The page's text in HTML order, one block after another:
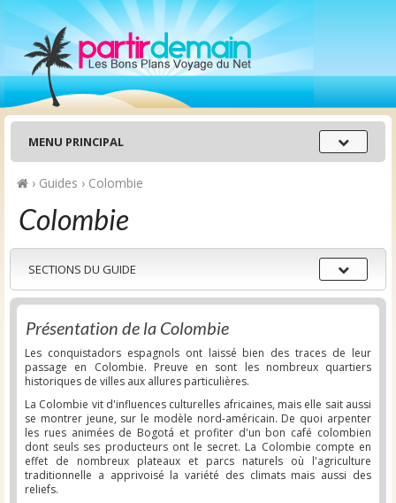
Menu
principal
MENU PRINCIPAL
› Guides › Colombie
Colombie
Sections
du
guide
SECTIONS DU GUIDE
Présentation de la Colombie
Les conquistadors espagnols ont laissé bien des traces de leur
passage en Colombie. Preuve en sont les nombreux quartiers
historiques de villes aux allures particulières.
La Colombie vit d'influences culturelles africaines, mais elle sait aussi
se montrer jeune, sur le modèle nord-américain. De quoi arpenter
les rues animées de Bogotá et profiter d'un bon café colombien
dont seuls ses producteurs ont le secret. La Colombie compte en
effet de nombreux plateaux et parcs naturels où l'agriculture
traditionnelle a apprivoisé la variété des climats mais aussi des
reliefs.